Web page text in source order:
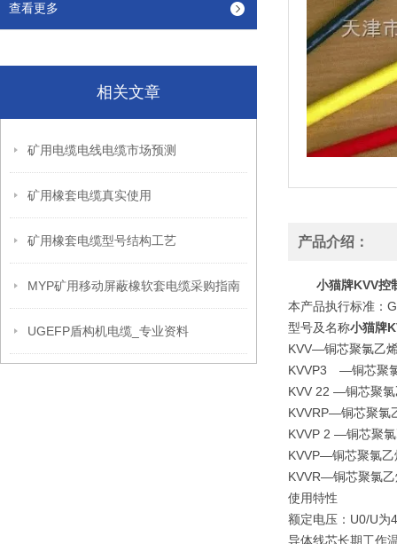
查看更多
相关文章
矿用电缆电线电缆市场预测
矿用橡套电缆真实使用
矿用橡套电缆型号结构工艺
MYP矿用移动屏蔽橡软套电缆采购指南
UGEFP盾构机电缆_专业资料
产品介绍：
小猫牌KVV控
本产品执行标准：
型号及名称小猫牌
KVV—铜芯聚氯乙
KVVP3 —铜芯聚
KVV 22 —铜芯聚氯
KVVRP—铜芯聚氯
KVVP 2 —铜芯聚
KVVP—铜芯聚氯乙
KVVR—铜芯聚氯
使用特性
额定电压：U0/U为
导体线芯长期工作